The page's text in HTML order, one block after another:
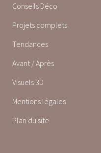
Conseils Déco
Projets complets
Tendances
Avant / Après
Visuels 3D
Mentions légales
Plan du site